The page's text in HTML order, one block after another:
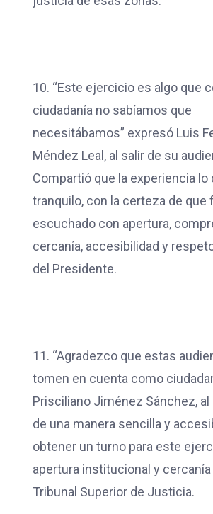
10. “Este ejercicio es algo que
ciudadanía no sabíamos que
necesitábamos” expresó Luis
Méndez Leal, al salir de su
Compartió que la experiencia lo
tranquilo, con la certeza de que
escuchado con apertura,
cercanía, accesibilidad y
del Presidente.
11. “Agradezco que estas
tomen en cuenta como
Prisciliano Jiménez Sánchez,
de una manera sencilla y
obtener un turno para este
apertura institucional y cercanía
Tribunal Superior de Justicia.